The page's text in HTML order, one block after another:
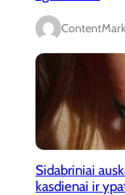
Sidabriniai
kasdienai ir